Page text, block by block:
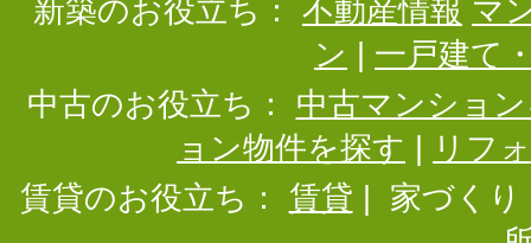
新築のお役立ち： 不動産情報 マ
ン
一戸建て
中古のお役立ち：
中古マンショ
ョン物件を探す
リフ
賃貸のお役立ち：
賃貸
家づくり